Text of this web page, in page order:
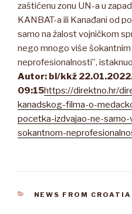
zaštićenu zonu UN-a u
KANBAT-a ili Kanađani od
samo na žalost vojničkom
nego mnogo više
neprofesionalnosti”,
Autor: bl/kkž
09:15https://direktno.hr/
kanadskog-filma-o-
pocetka-izdvajao-ne-
sokantnom-
CATEGORIES
NEWS FROM CROATIA